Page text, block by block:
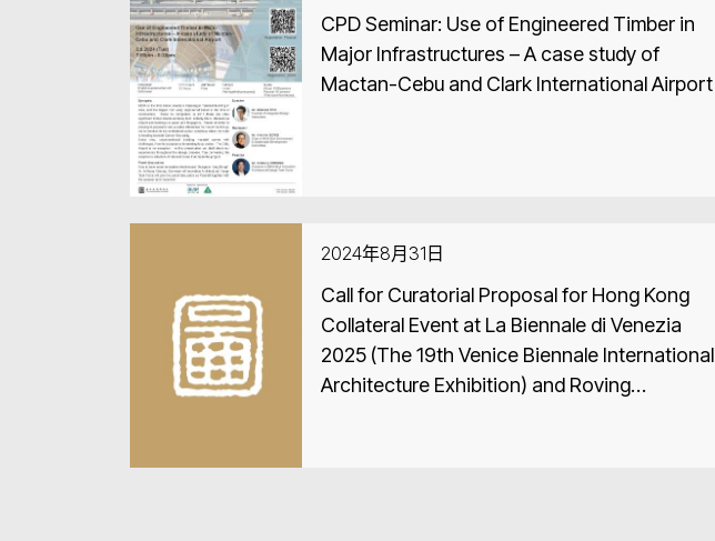
CPD Seminar: Use of Engineered Timber in
Major Infrastructures – A case study of
Mactan-Cebu and Clark International Airport
2024年8月31日
Call for Curatorial Proposal for Hong Kong
Collateral Event at La Biennale di Venezia
2025 (The 19th Venice Biennale International
Architecture Exhibition) and Roving